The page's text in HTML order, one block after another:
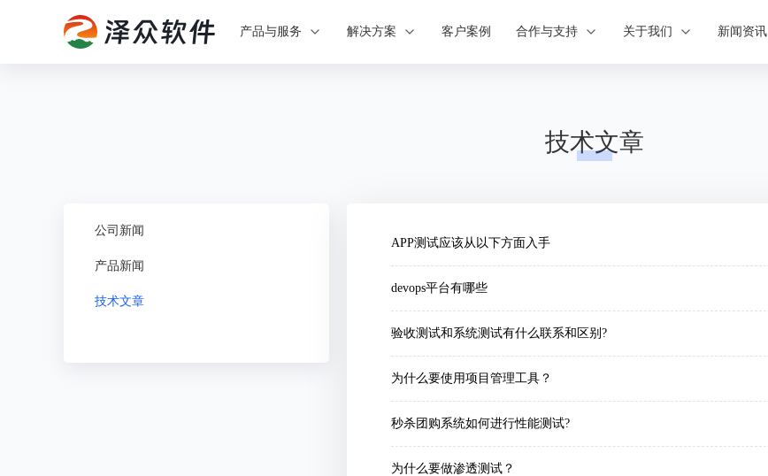
产品与服务 解决方案 客户案例 合作与支持 关于我们 新闻资讯
技术文章
公司新闻
产品新闻
技术文章
APP测试应该从以下方面入手
devops平台有哪些
验收测试和系统测试有什么联系和区别?
为什么要使用项目管理工具？
秒杀团购系统如何进行性能测试?
为什么要做渗透测试？